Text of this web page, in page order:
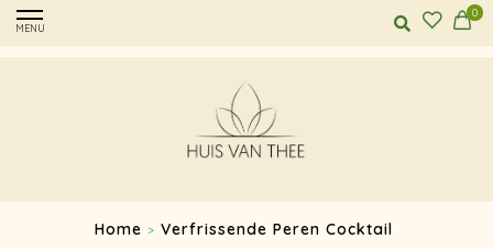
MENU
0
Home > Verfrissende Peren Cocktail